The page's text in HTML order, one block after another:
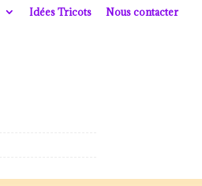
Idées Tricots Nous contacter